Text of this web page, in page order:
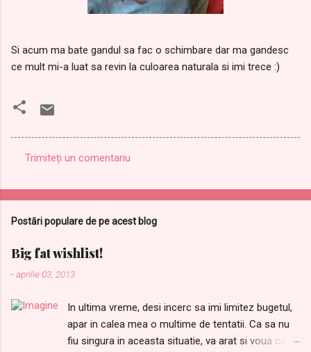
Si acum ma bate gandul sa fac o schimbare dar ma gandesc
ce mult mi-a luat sa revin la culoarea naturala si imi trece :)
o
n
t
r
Trimiteți un comentariu
Postări populare de pe acest blog
Big fat wishlist!
-aprilie 03, 2013
In ultima vreme, desi incerc sa imi limitez bugetul,
apar in calea mea o multime de tentatii. Ca sa nu
fiu singura in aceasta situatie, va arat si voua care